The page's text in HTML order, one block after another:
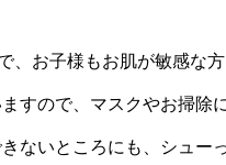
、お子様もお肌が敏感な
すので、マスクやお掃除
ないところにも、シュー